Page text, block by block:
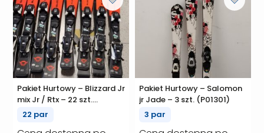
Pakiet Hurtowy – Blizzard Jr
mix Jr / Rtx – 22 szt.
(P01306)
22 par
Pakiet Hurtowy – Salomon
jr Jade – 3 szt. (P01301)
3 par